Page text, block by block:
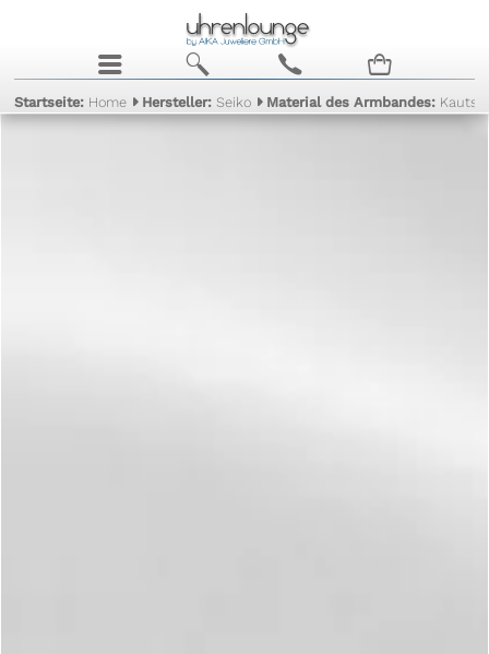
j b c n
Startseite: Home Hersteller:Seiko Material des Armbandes: